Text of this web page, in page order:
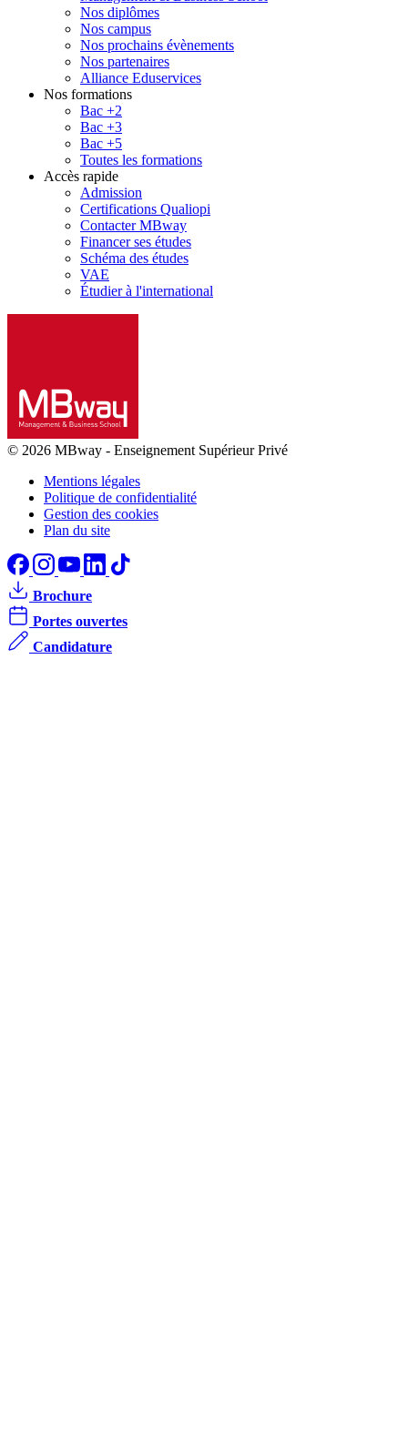
Nos diplômes
Nos campus
Nos prochains évènements
Nos partenaires
Alliance Eduservices
Nos formations
Bac +2
Bac +3
Bac +5
Toutes les formations
Accès rapide
Admission
Certifications Qualiopi
Contacter MBway
Financer ses études
Schéma des études
VAE
Étudier à l'international
© 2026 MBway - Enseignement Supérieur Privé
Mentions légales
Politique de confidentialité
Gestion des cookies
Plan du site
Brochure
Portes ouvertes
Candidature